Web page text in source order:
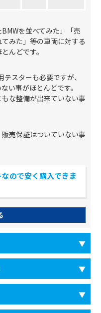
を並べてみた」「売
みた」等の車両に対する
んどです。
スターも必要ですが、
い事がほとんどです。
な整備が出来ていない事
売保証はついていない事
ので安く購入できま
▼
▼
▼